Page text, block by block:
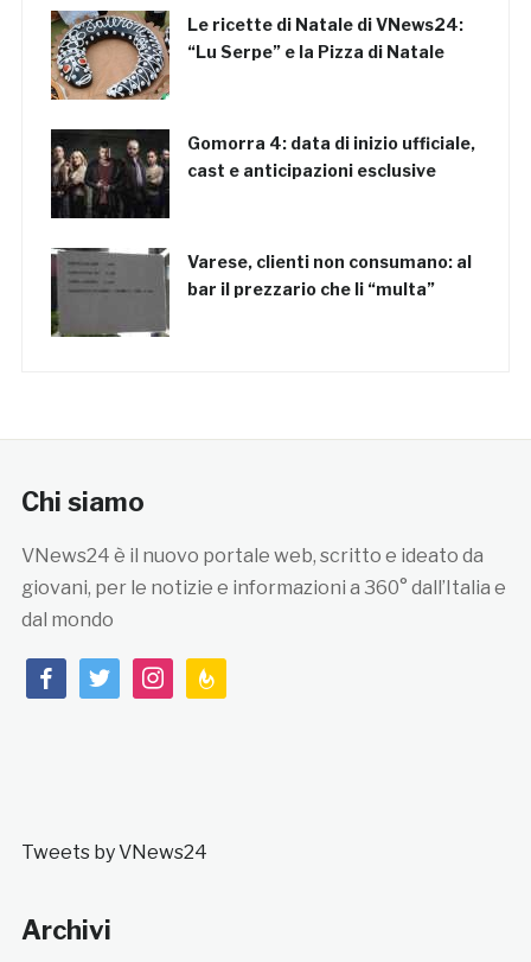
Le ricette di Natale di VNews24:
“Lu Serpe” e la Pizza di Natale
Gomorra 4: data di inizio ufficiale,
cast e anticipazioni esclusive
Varese, clienti non consumano: al
bar il prezzario che li “multa”
Chi siamo
VNews24 è il nuovo portale web, scritto e ideato da
giovani, per le notizie e informazioni a 360° dall’Italia e
dal mondo
facebooktwitterinstagramfeedburner
Tweets by VNews24
Archivi